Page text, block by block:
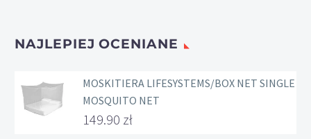
NAJLEPIEJ OCENIANE
MOSKITIERA LIFESYSTEMS/BOX NET SINGLE
MOSQUITO NET
149.90 zł